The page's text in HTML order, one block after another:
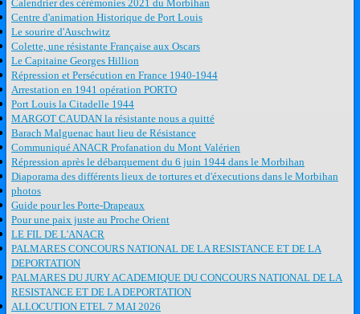
Calendrier des cérémonies 2021 du Morbihan
Centre d'animation Historique de Port Louis
Le sourire d'Auschwitz
Colette, une résistante Française aux Oscars
Le Capitaine Georges Hillion
Répression et Persécution en France 1940-1944
Arrestation en 1941 opération PORTO
Port Louis la Citadelle 1944
MARGOT CAUDAN la résistante nous a quitté
Barach Malguenac haut lieu de Résistance
Communiqué ANACR Profanation du Mont Valérien
Répression après le débarquement du 6 juin 1944 dans le Morbihan
Diaporama des différents lieux de tortures et d'éxecutions dans le Morbihan
photos
Guide pour les Porte-Drapeaux
Pour une paix juste au Proche Orient
LE FIL DE L'ANACR
PALMARES CONCOURS NATIONAL DE LA RESISTANCE ET DE LA
DEPORTATION
PALMARES DU JURY ACADEMIQUE DU CONCOURS NATIONAL DE LA
RESISTANCE ET DE LA DEPORTATION
ALLOCUTION ETEL 7 MAI 2026